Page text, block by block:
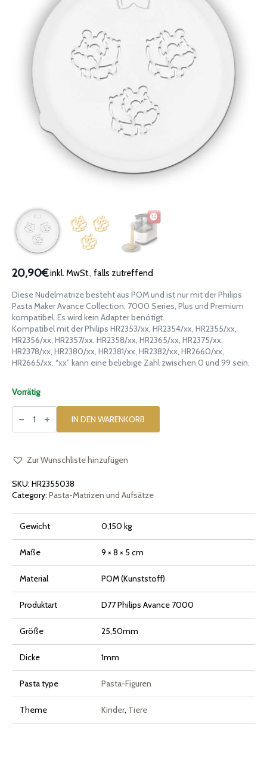
20,90€inkl. MwSt., falls zutreffend
Diese Nudelmatrize besteht aus POM und ist nur mit der Philips
Pasta Maker Avance Collection, 7000 Series, Plus und Premium
kompatibel. Es wird kein Adapter benötigt.
Kompatibel mit der Philips HR2353/xx, HR2354/xx, HR2355/xx,
HR2356/xx, HR2357/xx, HR2358/xx, HR2365/xx, HR2375/xx,
HR2378/xx, HR2380/xx, HR2381/xx, HR2382/xx, HR2660/xx,
HR2665/xx. “xx” kann eine beliebige Zahl zwischen 0 und 99 sein.
Vorrätig
Matrize
aus
für
Maker
7000
Series
Menge
IN DEN WARENKORB
Zur Wunschliste hinzufügen
SKU: HR2355038
Category: Pasta-Matrizen und Aufsätze
Gewicht 0,150 kg
Maße 9 × 8 × 5 cm
Material POM (Kunststoff)
Produktart D77 Philips Avance 7000
Größe 25,50mm
Dicke 1mm
Pasta type Pasta-Figuren
Theme Kinder, Tiere